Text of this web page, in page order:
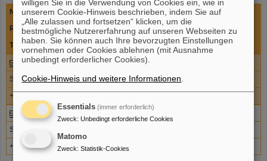
Name
Raum
Telefon
Dr. Dennis Neidherr
SB2 2.255
+49-6159-71-1885
Dr. Peter Zumbruch
SB2 2.256
+49-6159-71-1435
willigen Sie in die Verwendung von Cookies ein, wie in
unserem Cookie-Hinweis beschrieben, indem Sie auf
„Alle zulassen und fortsetzen“ klicken, um die
bestmögliche Nutzererfahrung auf unseren Webseiten zu
haben. Sie können auch Ihre bevorzugten Einstellungen
vornehmen oder Cookies ablehnen (mit Ausnahme
unbedingt erforderlicher Cookies).
Cookie-Hinweis und weitere Informationen
Essentials (immer erforderlich)
Zweck: Unbedingt erforderliche Cookies
Matomo
Zweck: Statistik-Cookies